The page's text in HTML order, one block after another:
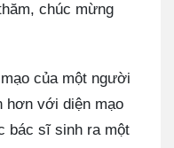
chúc mừng
của một người
hơn với diện mạo
bác sĩ sinh ra một